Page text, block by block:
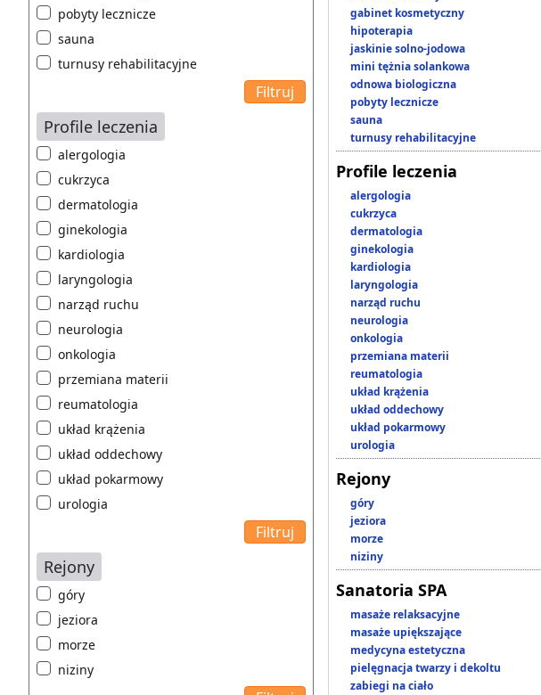
pobyty lecznicze
sauna
turnusy rehabilitacyjne
Profile leczenia
alergologia
cukrzyca
dermatologia
ginekologia
kardiologia
laryngologia
narząd ruchu
neurologia
onkologia
przemiana materii
reumatologia
układ krążenia
układ oddechowy
układ pokarmowy
urologia
Rejony
góry
jeziora
morze
niziny
gabinet kosmetyczny
hipoterapia
jaskinie solno-jodowa
mini tężnia solankowa
odnowa biologiczna
pobyty lecznicze
sauna
turnusy rehabilitacyjne
Profile leczenia
alergologia
cukrzyca
dermatologia
ginekologia
kardiologia
laryngologia
narząd ruchu
neurologia
onkologia
przemiana materii
reumatologia
układ krążenia
układ oddechowy
układ pokarmowy
urologia
Rejony
góry
jeziora
morze
niziny
Sanatoria SPA
masaże relaksacyjne
masaże upiększające
medycyna estetyczna
pielęgnacja twarzy i dekoltu
zabiegi na ciało